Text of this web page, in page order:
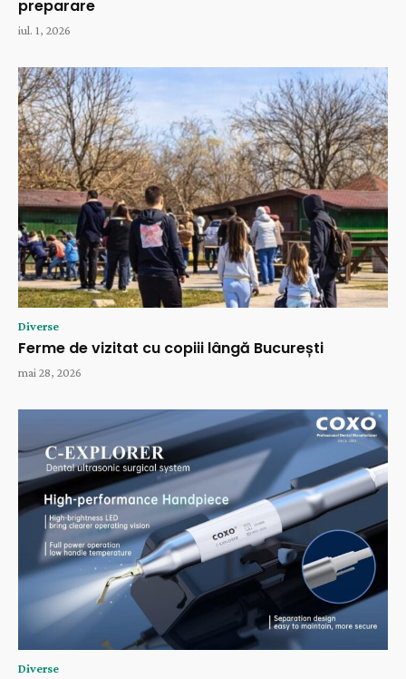
preparare
iul. 1, 2026
Diverse
Ferme de vizitat cu copiii lângă București
mai 28, 2026
Diverse